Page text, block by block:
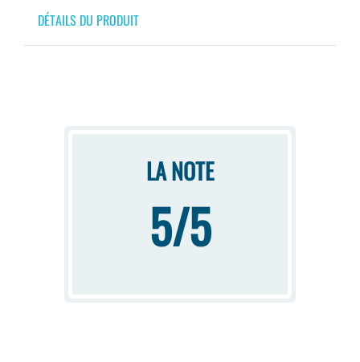
DÉTAILS DU PRODUIT
LA NOTE
5/5